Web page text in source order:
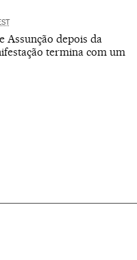
Assunção depois da
termina com um